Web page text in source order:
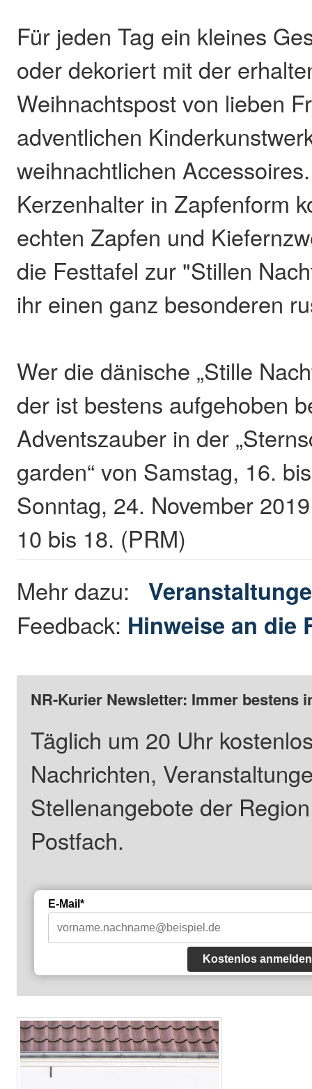
Für jeden Tag ein kleines
oder dekoriert mit der
Weihnachtspost von lieben
adventlichen
weihnachtlichen
Kerzenhalter in Zapfenform
echten Zapfen und
die Festtafel zur "Stillen
ihr einen ganz besonderen
Wer die dänische „Stille
der ist bestens aufgehoben
Adventszauber in der
garden“ von Samstag, 16.
Sonntag, 24. November
10 bis 18. (PRM)
Mehr dazu:
Feedback: Hinweise an die
NR-Kurier Newsletter: Immer bestens
Täglich um 20 Uhr
Nachrichten,
Stellenangebote der
Postfach.
E-Mail*
Kostenlos anmelden